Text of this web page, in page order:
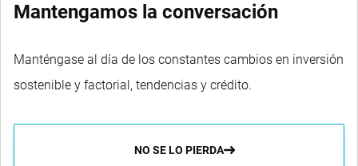
Mantengamos la conversación
Manténgase al día de los constantes cambios en inversión
sostenible y factorial, tendencias y crédito.
NO SE LO PIERDA